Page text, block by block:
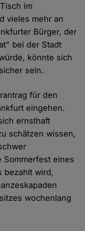
im
vieles mehr an
Bürger, der
bei der Stadt
könnte sich
sein.
für den
eingehen.
ernsthaft
schätzen wissen,
Sommerfest eines
bezahlt wird,
wochenlang